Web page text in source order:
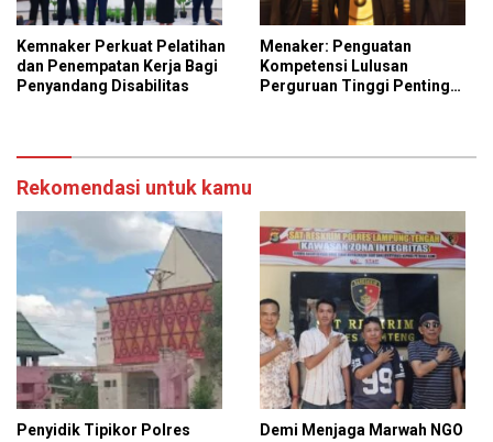
Kemnaker Perkuat Pelatihan
dan Penempatan Kerja Bagi
Penyandang Disabilitas
Menaker: Penguatan
Kompetensi Lulusan
Perguruan Tinggi Penting
Rekomendasi untuk kamu
Penyidik Tipikor Polres
Demi Menjaga Marwah NGO